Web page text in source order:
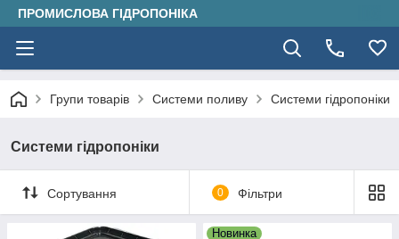
ПРОМИСЛОВА ГІДРОПОНІКА
Групи товарів Системи поливу Системи гідропоніки
Системи гідропоніки
Сортування 0 Фільтри
Новинка